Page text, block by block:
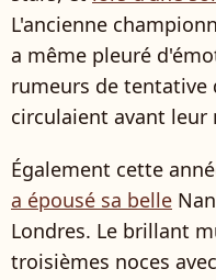
L'ancienne
a même pleuré
rumeurs de tentative
circulaient avant leur
Également cette
a épousé sa belle
Londres. Le brillant
troisièmes noces